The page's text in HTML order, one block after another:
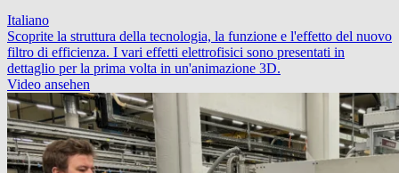
Italiano
Scoprite la struttura della tecnologia, la funzione e l'effetto del nuovo
filtro di efficienza. I vari effetti elettrofisici sono presentati in
dettaglio per la prima volta in un'animazione 3D.
Video ansehen